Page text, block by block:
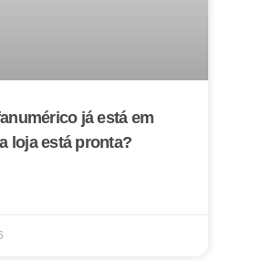
já está em
loja está pronta?